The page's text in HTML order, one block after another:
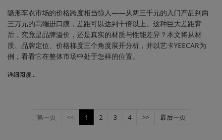
隐形车衣市场的价格跨度相当惊人——从两三千元的入门产品到两
三万元的高端进口膜，差距可以达到十倍以上。这种巨大差距背
后，究竟是品牌溢价，还是真实的材质与性能差异？本文将从材
质、品牌定位、价格梯度三个角度展开分析，并以艺卡YEECAR为
例，看看它在整体市场中处于怎样的位置。
详细阅读...
第一页 << 1 (current)
2 3 4 >> 最后一页